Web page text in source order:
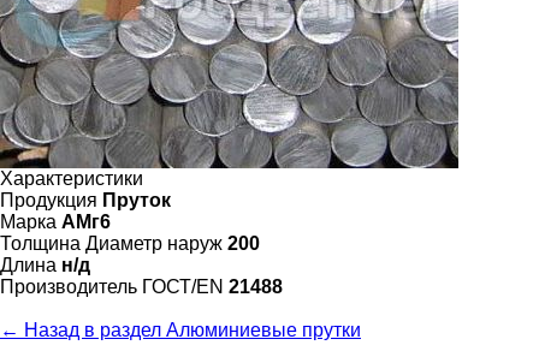
Характеристики
Продукция Пруток
Марка АМг6
Толщина Диаметр наруж 200
Длина н/д
Произво­дитель ГОСТ/EN 21488
← Назад в раздел Алюминиевые прутки